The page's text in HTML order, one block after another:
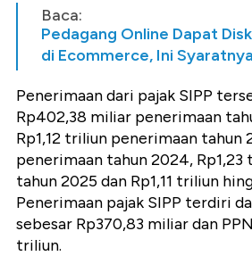
Baca:
Pedagang Online Dapat
di Ecommerce, Ini Syaratnya
Penerimaan dari pajak SIPP
Rp402,38 miliar penerimaan
Rp1,12 triliun penerimaan tahun
penerimaan tahun 2024,
tahun 2025 dan Rp1,11 triliun
Penerimaan pajak SIPP terdiri
sebesar Rp370,83 miliar dan
triliun.